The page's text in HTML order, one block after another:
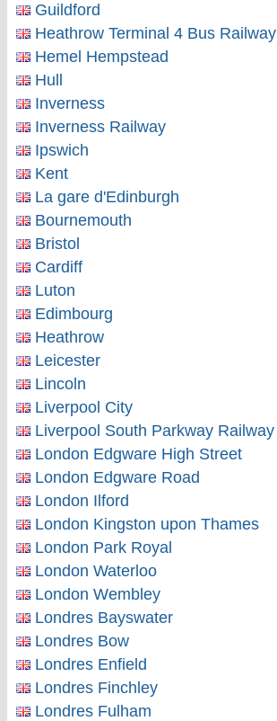
Guildford
Heathrow Terminal 4 Bus Railway
Hemel Hempstead
Hull
Inverness
Inverness Railway
Ipswich
Kent
La gare d'Edinburgh
Bournemouth
Bristol
Cardiff
Luton
Edimbourg
Heathrow
Leicester
Lincoln
Liverpool City
Liverpool South Parkway Railway
London Edgware High Street
London Edgware Road
London Ilford
London Kingston upon Thames
London Park Royal
London Waterloo
London Wembley
Londres Bayswater
Londres Bow
Londres Enfield
Londres Finchley
Londres Fulham